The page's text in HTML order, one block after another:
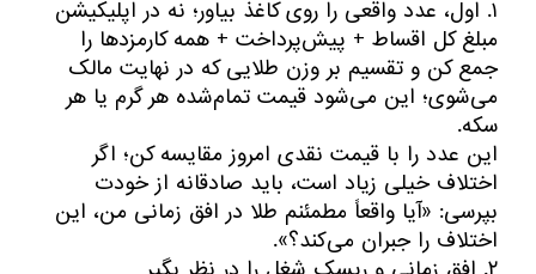
۱. اول، عدد واقعی را روی کاغذ بیاور؛ نه در اپلیکیشن
مبلغ کل اقساط + پیش‌پرداخت + همه کارمزدها را
جمع کن و تقسیم بر وزن طلایی که در نهایت مالک
می‌شوی؛ این می‌شود قیمت تمام‌شده هر گرم یا هر
سکه.
این عدد را با قیمت نقدی امروز مقایسه کن؛ اگر
اختلاف خیلی زیاد است، باید صادقانه از خودت
بپرسی: «آیا واقعاً مطمئنم طلا در افق زمانی من، این
اختلاف را جبران می‌کند؟».